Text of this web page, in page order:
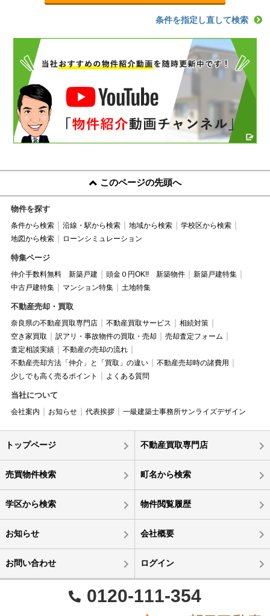
条件を指定し直して検索
このページの先頭へ
物件を探す
条件から検索 沿線・駅から検索 地域から検索
学校区から検索
地図から検索
ローンシミュレーション
特集ページ
仲介手数料無料 新築戸建 頭金０円OK!! 新築物件
新築戸建特集
中古戸建特集
マンション特集 土地特集
不動産売却・買取
奈良県の不動産買取専門店 不動産買取サービス
相続対策
空き家買取
訳アリ・事故物件の買取・売却
売却査定フォーム
査定相談実績
不動産の売却の流れ
不動産売却方法「仲介」と「買取」の違い
不動産売却時の諸費用
少しでも高く売るポイント
よくある質問
当社について
会社案内 お知らせ 代表挨拶 一級建築士事務所サンライズデザイン
トップページ 不動産買取専門店
売買物件検索 町名から検索
学区から検索 物件閲覧履歴
お知らせ 会社概要
お問い合わせ ログイン
0120-111-354